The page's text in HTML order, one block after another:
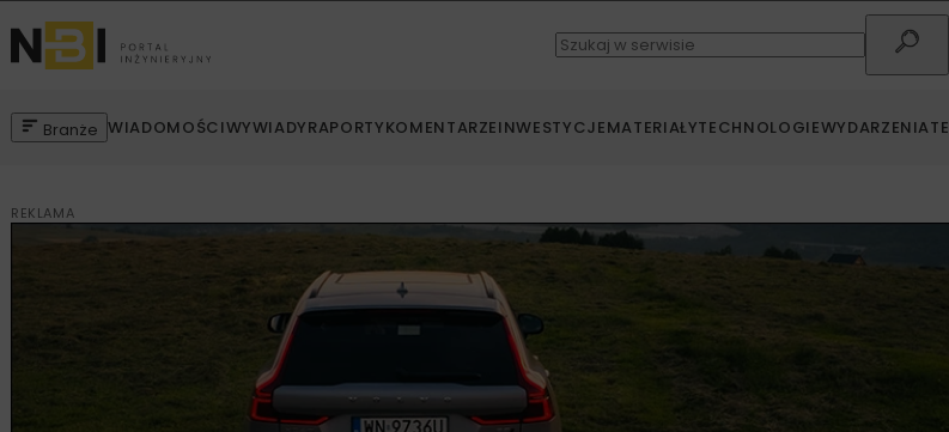
Branże WIADOMOŚCIWYWIADYRAPORTYKOMENTARZEINWESTYCJEMATERIAŁYTECHNOLOGIEWYDARZENIA
REKLAMA